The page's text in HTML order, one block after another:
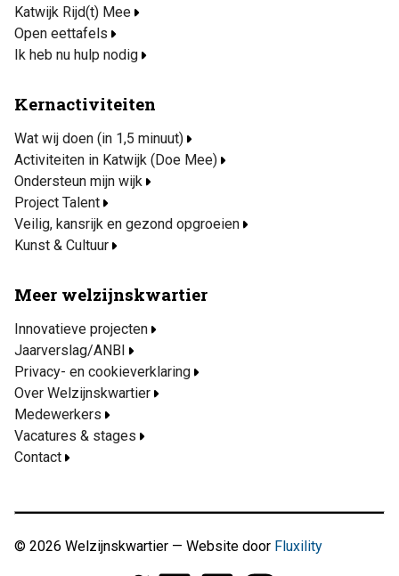
Katwijk Rijd(t) Mee
Open eettafels
Ik heb nu hulp nodig
Kernactiviteiten
Wat wij doen (in 1,5 minuut)
Activiteiten in Katwijk (Doe Mee)
Ondersteun mijn wijk
Project Talent
Veilig, kansrijk en gezond opgroeien
Kunst & Cultuur
Meer welzijnskwartier
Innovatieve projecten
Jaarverslag/ANBI
Privacy- en cookieverklaring
Over Welzijnskwartier
Medewerkers
Vacatures & stages
Contact
© 2026 Welzijnskwartier — Website door Fluxility